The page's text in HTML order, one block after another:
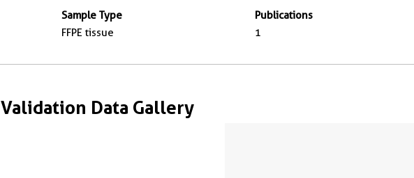
Sample Type
FFPE tissue
Publications
1
Validation Data Gallery